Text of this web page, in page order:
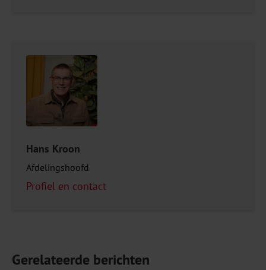
Hans Kroon
Afdelingshoofd
Profiel en contact
Gerelateerde berichten